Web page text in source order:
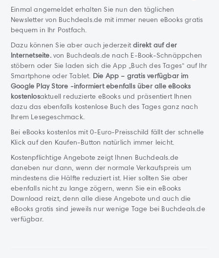
Einmal angemeldet erhalten Sie nun den täglichen
Newsletter von Buchdeals.de mit immer neuen eBooks gratis
bequem in Ihr Postfach.
Dazu können Sie aber auch jederzeitdirekt auf der
Internetseite. von Buchdeals.de nach E-Book-Schnäppchen
stöbern oder Sie laden sich die App „Buch des Tages“ auf Ihr
Smartphone oder Tablet. Die App – gratis verfügbar im
Google Play Store -informiert ebenfalls über alle eBooks
kostenlosaktuell reduzierte eBooks und präsentiert Ihnen
dazu das ebenfalls kostenlose Buch des Tages ganz nach
Ihrem Lesegeschmack.
Bei eBooks kostenlos mit 0-Euro-Preisschild fällt der schnelle
Klick auf den Kaufen-Button natürlich immer leicht.
Kostenpflichtige Angebote zeigt Ihnen Buchdeals.de
daneben nur dann, wenn der normale Verkaufspreis um
mindestens die Hälfte reduziert ist. Hier sollten Sie aber
ebenfalls nicht zu lange zögern, wenn Sie ein eBooks
Download reizt, denn alle diese Angebote und auch die
eBooks gratis sind jeweils nur wenige Tage bei Buchdeals.de
verfügbar.